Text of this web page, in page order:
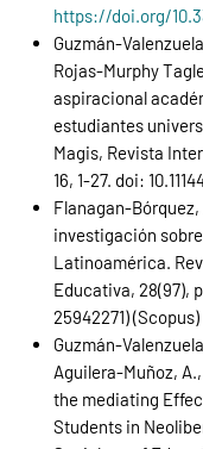
https://doi.org/
Guzmán-
Rojas-Murphy
aspiracional
estudiantes
Magis, Revista
16, 1-27. doi:
Flanagan-Bórquez,
investigación
Latinoamérica.
Educativa, 28(97),
25942271) (Scopus)
Guzmán-
Aguilera-Muñoz,
the mediating
Students in